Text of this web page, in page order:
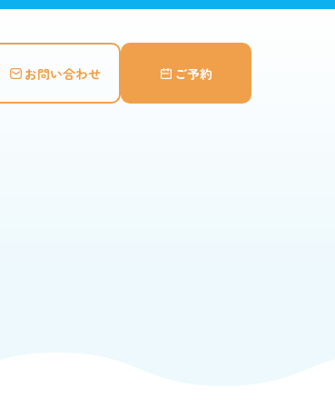
お問い合わせ ご予約